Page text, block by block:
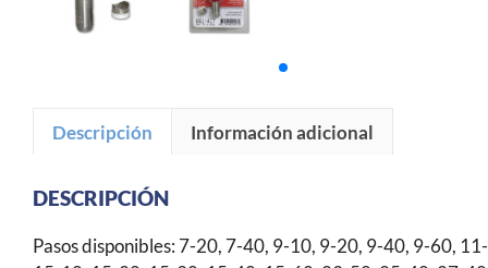
Descripción Información adicional
DESCRIPCIÓN
Pasos disponibles: 7-20, 7-40, 9-10, 9-20, 9-40, 9-60,